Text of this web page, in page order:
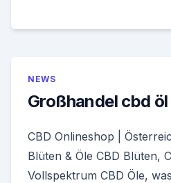
NEWS
Großhandel cbd
CBD Onlineshop |
Blüten & Öle CBD Blüten,
Vollspektrum CBD Öle,